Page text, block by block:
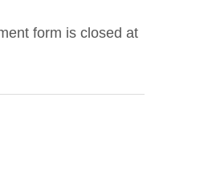
form is closed at